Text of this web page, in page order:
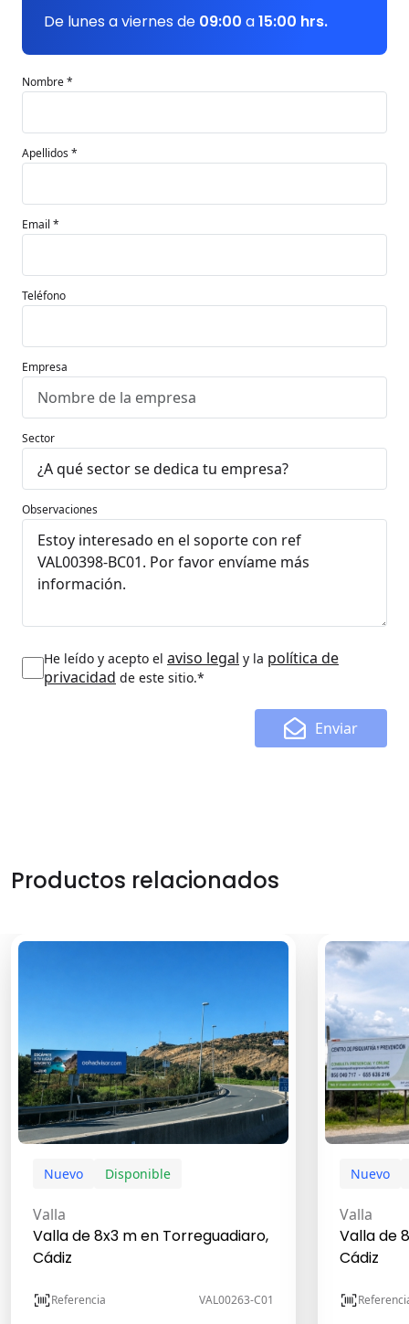
De lunes a viernes de 09:00 a15:00 hrs.
Nombre *
Apellidos *
Email *
Teléfono
Empresa
Sector
Observaciones
He leído y acepto el aviso legal y la política de
privacidad de este sitio.*
Enviar
Productos relacionados
Nuevo Disponible
Valla
Valla de 8x3 m en Torreguadiaro,
Cádiz
Referencia VAL00263-C01
Nuevo
Valla
Valla de
Cádiz